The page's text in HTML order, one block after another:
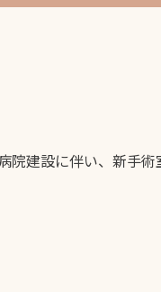
建設に伴い、新手